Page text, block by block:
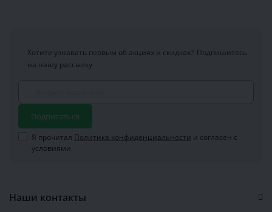
Хотите узнавать первым об акциях и скидках? Подпишитесь
на нашу рассылку
Подписаться
Я прочитал Политика конфиденциальности и согласен с
условиями
Наши контакты